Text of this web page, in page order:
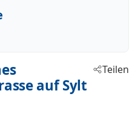
auf Sylt
Teilen